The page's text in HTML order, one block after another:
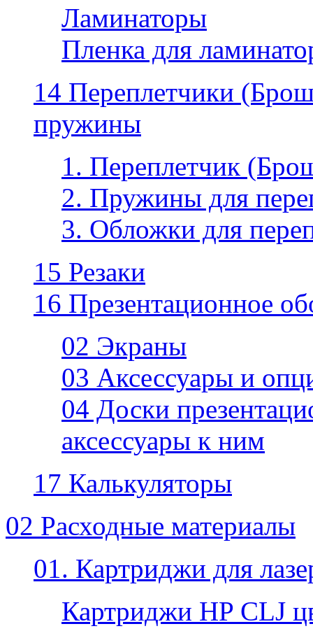
Ламинаторы
Пленка для
14 Переплетчики
пружины
1. Переплетчик
2. Пружины для
3. Обложки для
15 Резаки
16 Презентационное
02 Экраны
03 Аксессуары и
04 Доски
аксессуары к ним
17 Калькуляторы
02 Расходные материалы
01. Картриджи для
Картриджи HP CLJ